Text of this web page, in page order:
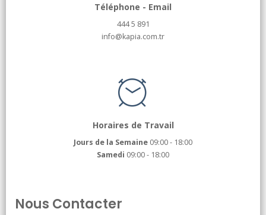
Téléphone - Email
444 5 891
info@kapia.com.tr
Horaires de Travail
Jours de la Semaine 09:00 - 18:00
Samedi 09:00 - 18:00
Nous Contacter